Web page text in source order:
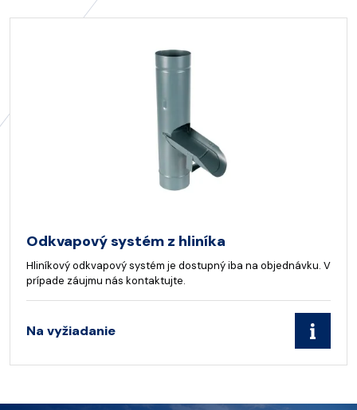
Odkvapový systém z hliníka
Hliníkový odkvapový systém je dostupný iba na objednávku. V
prípade záujmu nás kontaktujte.
Na vyžiadanie